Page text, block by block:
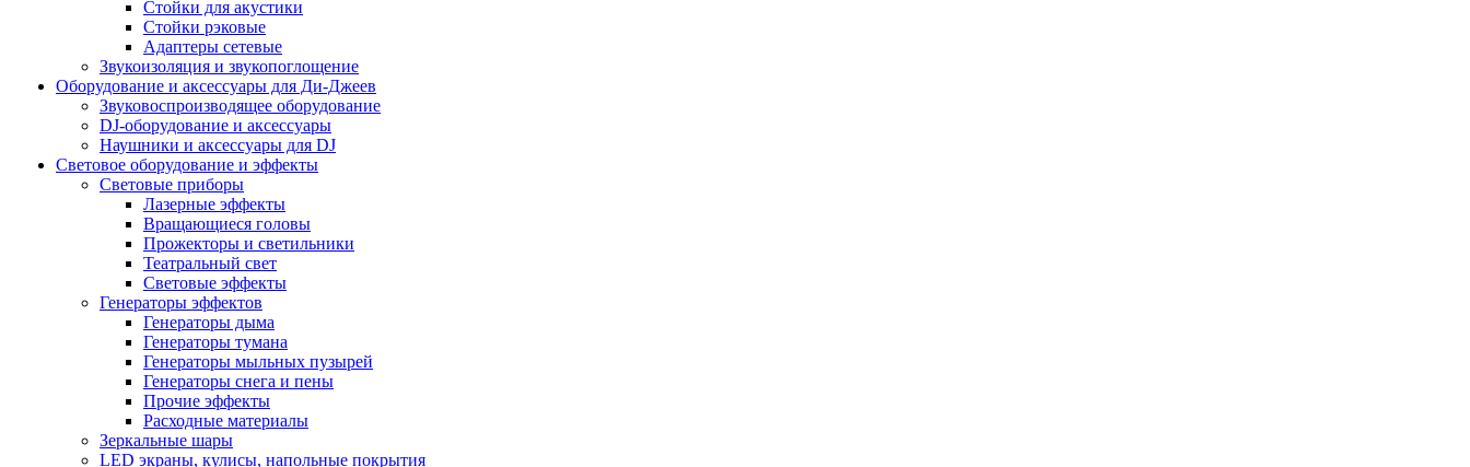
Стойки для акустики
Стойки рэковые
Адаптеры сетевые
Звукоизоляция и звукопоглощение
Оборудование и аксессуары для Ди-Джеев
Звуковоспроизводящее оборудование
DJ-оборудование и аксессуары
Наушники и аксессуары для DJ
Световое оборудование и эффекты
Световые приборы
Лазерные эффекты
Вращающиеся головы
Прожекторы и светильники
Театральный свет
Световые эффекты
Генераторы эффектов
Генераторы дыма
Генераторы тумана
Генераторы мыльных пузырей
Генераторы снега и пены
Прочие эффекты
Расходные материалы
Зеркальные шары
LED экраны, кулисы, напольные покрытия